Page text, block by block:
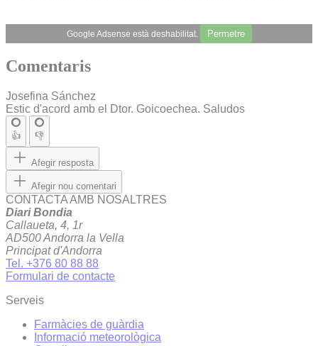
Google Adsense està deshabilitat. Permetre
Comentaris
Josefina Sánchez
Estic d'acord amb el Dtor. Goicoechea. Saludos
👍 👎
Afegir resposta
Afegir nou comentari
CONTACTA AMB NOSALTRES
Diari Bondia
Callaueta, 4, 1r
AD500 Andorra la Vella
Principat d'Andorra
Tel. +376 80 88 88
Formulari de contacte
Serveis
Farmàcies de guàrdia
Informació meteorològica